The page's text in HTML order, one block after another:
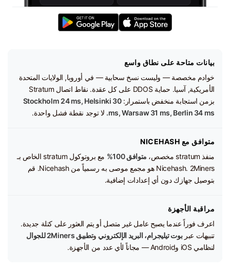
بيانات متاحة على نطاق واسع
خوادم مخصصة — وليست نسخ سحابية — في أوروبا, الولايات المتحدة
الأمريكية, آسيا. حماية DDOS على كل عقدة. نقاط اتصال Stratum
بزمن استجابة منخفض باستمرار:Stockholm 24 ms, Helsinki 30
ms, Warsaw 31 ms, Berlin 34 ms. لا توجد نقطة فشل واحدة.
متوافق مع NICEHASH
منفذ stratum مخصص،
متوافق 100%
مع بروتوكول stratum الخاص بـ
Nicehash. 2Miners هو مجمع موصى به رسمياً من Nicehash. قم
بتوصيل جهازك دون أي إعدادات إضافية.
مراقبة الأجهزة
اعرف فوراً عندما يصبح عامل غير متصل أو يتم العثور على كتلة جديدة.
تنبيهات عبربوت تيليجرام، البريد الإلكتروني وتطبيق 2Miners للجوال
لنظامي iOS وAndroid — مجاناً لأي عدد من الأجهزة.